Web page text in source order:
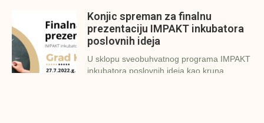
Konjic spreman za finalnu
prezentaciju IMPAKT inkubatora
poslovnih ideja
U sklopu sveobuhvatnog programa IMPAKT
inkubatora poslovnih ideja kao kruna